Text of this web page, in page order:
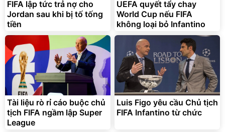
Bạt phủ xe ô tô cao cấp,
tráng nhôm 03 lớp
392.000 đ
325.000đ
Đã bán nhiều
Xe đạp điện trợ lực G-
Force C14 gấp gọn bỏ cốp
tiện lợi
9.900.000đ
7.092.000đ
Đang xem nhiều
FIFA lập tức trả nợ cho
Jordan sau khi bị tố tống
tiền
UEFA quyết tẩy chay
World Cup nếu FIFA
không loại bỏ Infantino
Tài liệu rò rỉ cáo buộc chủ
tịch FIFA ngầm lập Super
League
Luis Figo yêu cầu Chủ tịch
FIFA Infantino từ chức